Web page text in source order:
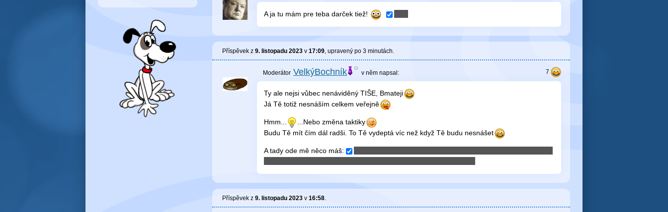
A ja tu mám pre teba darček tiež!
Příspěvek z 9. listopadu 2023 v 17:09, upravený po 3 minutách.
VelkýBochník v němnapsal:
Ty ale nejsi vůbec nenáviděný TIŠE, Bmateji
Já Tě totiž nesnáším celkem veřejně
Hmm...
...Nebo změna taktiky
Budu Tě mít čím dál radši. To Tě vydeptá víc než když Tě budu nesnášet
A tady ode mě něco máš:
Příspěvek z 9. listopadu 2023 v 16:58.